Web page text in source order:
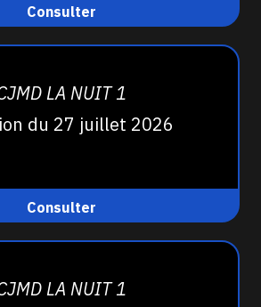
Consulter
LA NUIT 1
du 27 juillet 2026
Consulter
LA NUIT 1